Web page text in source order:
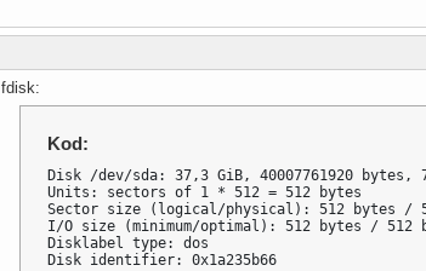
fdisk:
Kod:
Disk /dev/sda: 37,3 GiB, 40007761920 bytes,
Units: sectors of 1 * 512 = 512 bytes
Sector size (logical/physical): 512 bytes /
I/O size (minimum/optimal): 512 bytes / 512
Disklabel type: dos
Disk identifier: 0x1a235b66